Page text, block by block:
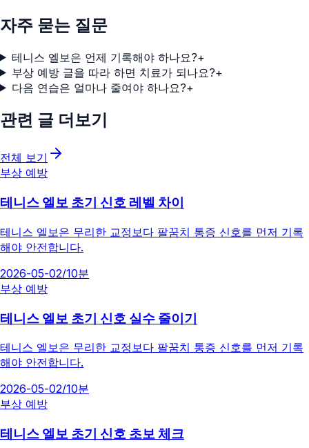
자주 묻는 질문
테니스 엘보은 언제 기록해야 하나요?+
부상 예방 글을 따라 하면 치료가 되나요?+
다음 연습은 얼마나 줄여야 하나요?+
관련 글 더보기
전체 보기
부상 예방
테니스 엘보 초기 신호 레벨 차이
테니스 엘보은 무리한 교정보다 팔꿈치 통증 신호를 먼저 기록
해야 안전합니다.
2026-05-02/10분
부상 예방
테니스 엘보 초기 신호 실수 줄이기
테니스 엘보은 무리한 교정보다 팔꿈치 통증 신호를 먼저 기록
해야 안전합니다.
2026-05-02/10분
부상 예방
테니스 엘보 초기 신호 초보 체크